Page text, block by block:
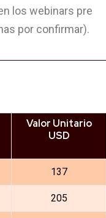
los webinars pre
por confirmar).
Valor Unitario
USD
137
205